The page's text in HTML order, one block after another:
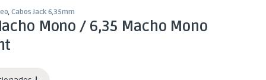
,Cabos Jack 6,35mm
Mono / 6,35 Macho Mono